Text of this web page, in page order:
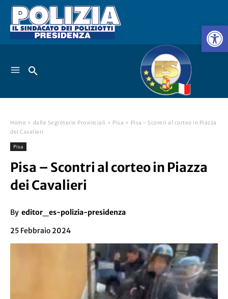
Home dalle Segreterie Provinciali Pisa
Pisa - Scontri al corteo in Piazza
dei Cavalieri
Pisa
Pisa – Scontri al corteo in Piazza
dei Cavalieri
By editor_es-polizia-presidenza
25 Febbraio 2024